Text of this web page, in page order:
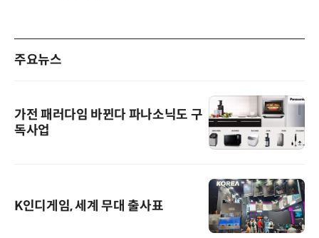
주요뉴스
가전 패러다임 바뀐다 파나소닉도 구
독사업
K인디게임, 세계 무대 출사표